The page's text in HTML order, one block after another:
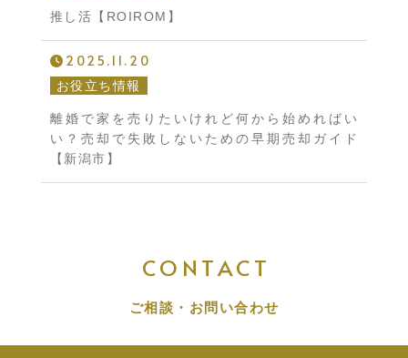
推し活【ROIROM】
2025.11.20
お役立ち情報
離婚で家を売りたいけれど何から始めればい
い？売却で失敗しないための早期売却ガイド
【新潟市】
CONTACT
ご相談・お問い合わせ